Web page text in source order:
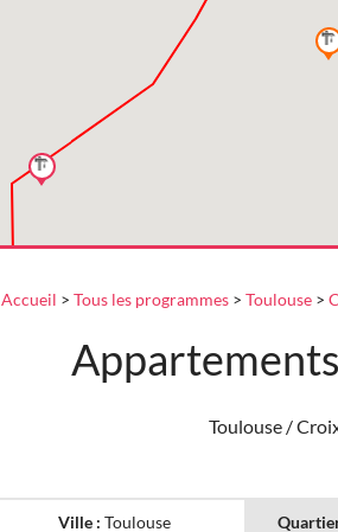
Accueil > Tous les programmes> Toulouse>
Toulouse /
Ville : Toulouse